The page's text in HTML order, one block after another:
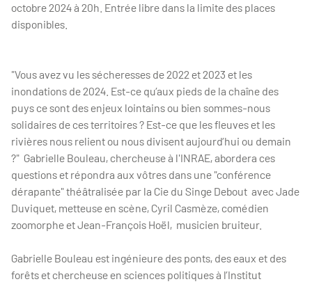
octobre 2024 à 20h. Entrée libre dans la limite des places
disponibles.
"Vous avez vu les sécheresses de 2022 et 2023 et les
inondations de 2024. Est-ce qu’aux pieds de la chaîne des
puys ce sont des enjeux lointains ou bien sommes-nous
solidaires de ces territoires ? Est-ce que les fleuves et les
rivières nous relient ou nous divisent aujourd’hui ou demain
?" Gabrielle Bouleau, chercheuse à l'INRAE, abordera ces
questions et répondra aux vôtres dans une "conférence
dérapante" théâtralisée par la Cie du Singe Debout avec Jade
Duviquet, metteuse en scène, Cyril Casmèze, comédien
zoomorphe et Jean-François Hoël, musicien bruiteur.
Gabrielle Bouleau est ingénieure des ponts, des eaux et des
forêts et chercheuse en sciences politiques à l’Institut